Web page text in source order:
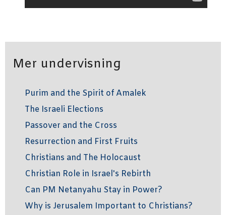
Mer undervisning
Purim and the Spirit of Amalek
The Israeli Elections
Passover and the Cross
Resurrection and First Fruits
Christians and The Holocaust
Christian Role in Israel's Rebirth
Can PM Netanyahu Stay in Power?
Why is Jerusalem Important to Christians?